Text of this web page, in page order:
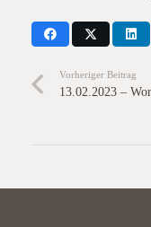
Vorheriger Beitrag
13.02.2023 –